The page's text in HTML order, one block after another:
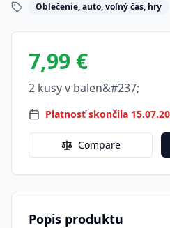
Oblečenie, auto, voľný čas, hry
7,99 €
2 kusy v balen&#237;
Platnosť skončila
Compare
Popis produktu